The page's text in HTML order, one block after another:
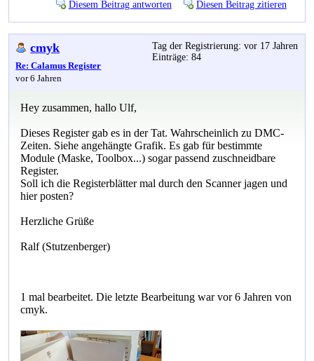
Diesem Beitrag antworten Diesen Beitrag zitieren
cmyk
Re: Calamus Register
vor 6 Jahren
Tag der Registrierung: vor 17 Jahren
Einträge: 84
Hey zusammen, hallo Ulf,
Dieses Register gab es in der Tat. Wahrscheinlich zu DMC-
Zeiten. Siehe angehängte Grafik. Es gab für bestimmte
Module (Maske, Toolbox...) sogar passend zuschneidbare
Register.
Soll ich die Registerblätter mal durch den Scanner jagen und
hier posten?
Herzliche Grüße
Ralf (Stutzenberger)
1 mal bearbeitet. Die letzte Bearbeitung war vor 6 Jahren von
cmyk.